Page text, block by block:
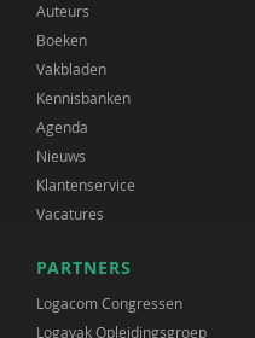
Auteurs
Boeken
Vakbladen
Kennisbanken
Agenda
Nieuws
Klantenservice
Vacatures
PARTNERS
Logacom Congressen
Logavak Opleidingsgroep